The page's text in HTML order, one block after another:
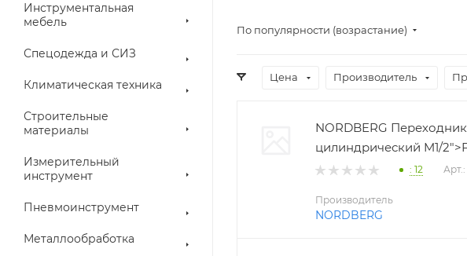
Инструментальная
мебель
Спецодежда и СИЗ
Климатическая техника
Строительные
материалы
Измерительный
инструмент
Пневмоинструмент
Металлообработка
По популярности (возрастание)
Цена Производитель
NORDBERG
цилиндрический M1/
: 12
Производитель
NORDBERG